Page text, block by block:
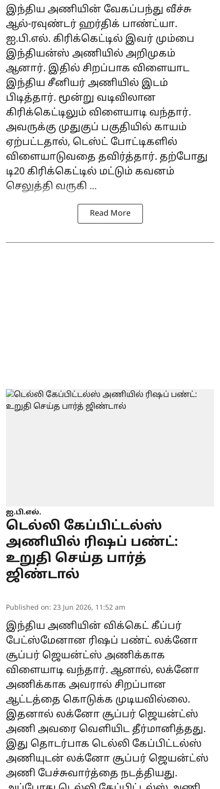
இந்திய அணியின் வேகப்பந்து வீச்சு
ஆல்-ரவுண்டர் ஹர்திக் பாண்ட்யா.
ஐ.பி.எல். கிரிக்கெட்டில் இவர் மும்பை
இந்தியன்ஸ் அணியில் அறிமுகம்
ஆனார். இதில் சிறப்பாக விளையாட
இந்திய சீனியர் அணியில் இடம்
பிடித்தார். மூன்று வடிவிலான
கிரிக்கெட்டிலும் விளையாடி வந்தார்.
அவருக்கு முதுகுப் பகுதியில் காயம்
ஏற்பட்டதால், டெஸ்ட் போட்டிகளில்
விளையாடுவதை தவிர்த்தார். தற்போது
டி20 கிரிக்கெட்டில் மட்டும் கவனம்
செலுத்தி வருகி ...
Read More
ஐ.பி.எல்.
டெல்லி கேப்பிட்டல்ஸ்
அணியில் ரிஷப் பண்ட்:
உறுதி செய்த பார்த்
ஜிண்டால்
Published on: 23 Jun 2026, 11:52 am
இந்திய அணியின் விக்கெட் கீப்பர்
பேட்ஸ்மேனான ரிஷப் பண்ட் லக்னோ
சூப்பர் ஜெயன்ட்ஸ் அணிக்காக
விளையாடி வந்தார். ஆனால், லக்னோ
அணிக்காக அவரால் சிறப்பான
ஆட்டத்தை கொடுக்க முடியவில்லை.
இதனால் லக்னோ சூப்பர் ஜெயன்ட்ஸ்
அணி அவரை வெளியிட தீர்மானித்தது.
இது தொடர்பாக டெல்லி கேப்பிட்டல்ஸ்
அணியுடன் லக்னோ சூப்பர் ஜெயன்ட்ஸ்
அணி பேச்சுவார்த்தை நடத்தியது.